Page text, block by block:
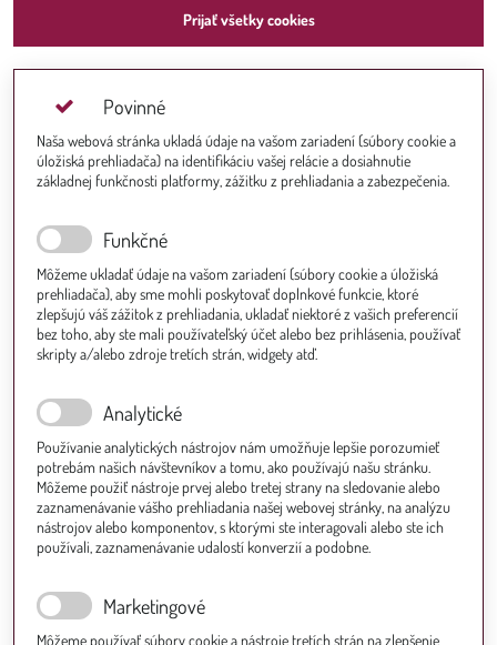
Prijať všetky cookies
Povinné
Naša webová stránka ukladá údaje na vašom zariadení (súbory cookie a
úložiská prehliadača) na identifikáciu vašej relácie a dosiahnutie
základnej funkčnosti platformy, zážitku z prehliadania a zabezpečenia.
Funkčné
Môžeme ukladať údaje na vašom zariadení (súbory cookie a úložiská
prehliadača), aby sme mohli poskytovať doplnkové funkcie, ktoré
zlepšujú váš zážitok z prehliadania, ukladať niektoré z vašich preferencií
bez toho, aby ste mali používateľský účet alebo bez prihlásenia, používať
skripty a/alebo zdroje tretích strán, widgety atď.
Analytické
Používanie analytických nástrojov nám umožňuje lepšie porozumieť
potrebám našich návštevníkov a tomu, ako používajú našu stránku.
Môžeme použiť nástroje prvej alebo tretej strany na sledovanie alebo
zaznamenávanie vášho prehliadania našej webovej stránky, na analýzu
nástrojov alebo komponentov, s ktorými ste interagovali alebo ste ich
používali, zaznamenávanie udalostí konverzií a podobne.
Marketingové
Môžeme používať súbory cookie a nástroje tretích strán na zlepšenie